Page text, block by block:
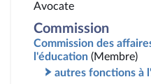
Avocate
Commission
Commission des
l'éducation (Membre)
autres fonctions à